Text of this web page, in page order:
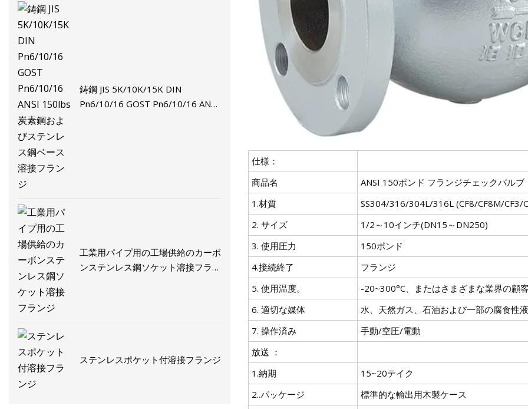
鋳鋼 JIS 5K/10K/15K DIN
Pn6/10/16 GOST Pn6/10/16 ANSI
工業用パイプ用の工場供給のカーボ
ンステンレス鋼ソケット溶接フラン
ステンレスポケット付溶接フランジ
仕様：
商品名
ANSI 150ポンド フランジチェックバルブ
1.材質
SS304/316/304L/316L (CF8/CF8M/CF3/
2. サイズ
1/2～10インチ(DN15～DN250)
3. 使用圧力
150ポンド
4.接続終了
フランジ
5. 使用温度。
-20~300°C、またはさまざまな業界の顧
6. 適切な媒体
水、天然ガス、石油および一部の腐食性
7. 操作済み
手動/空圧/電動
放送 ：
1.納期
15~20テイク
2..パッケージ
標準的な輸出用木製ケース